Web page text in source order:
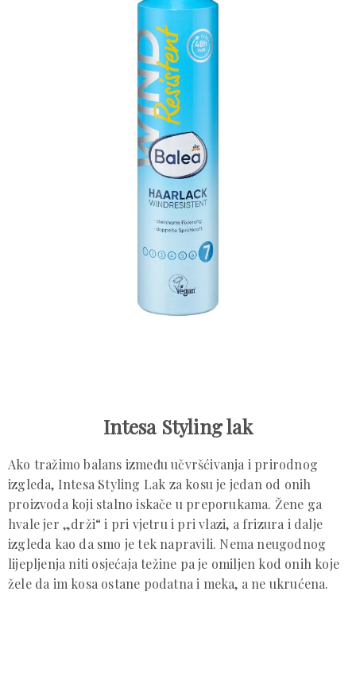
Intesa Styling lak
Ako tražimo balans između učvršćivanja i prirodnog
izgleda, Intesa Styling Lak za kosu je jedan od onih
proizvoda koji stalno iskače u preporukama. Žene ga
hvale jer „drži“ i pri vjetru i pri vlazi, a frizura i dalje
izgleda kao da smo je tek napravili. Nema neugodnog
lijepljenja niti osjećaja težine pa je omiljen kod onih koje
žele da im kosa ostane podatna i meka, a ne ukrućena.